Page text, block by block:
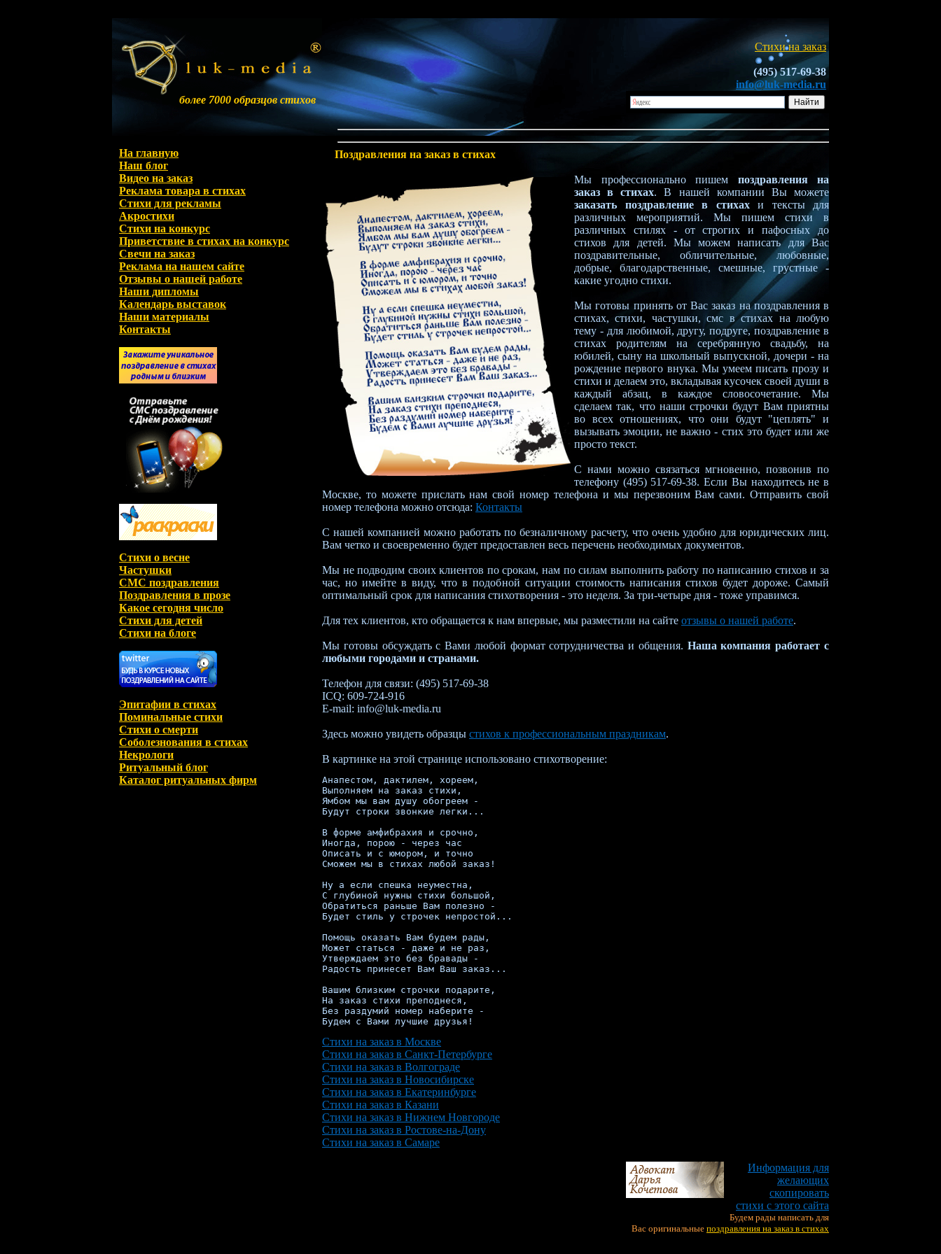
более 7000 образцов стихов
Стихи на заказ
(495) 517-69-38
info@luk-media.ru
На главную
Наш блог
Видео на заказ
Реклама товара в стихах
Стихи для рекламы
Акростихи
Стихи на конкурс
Приветствие в стихах на конкурс
Свечи на заказ
Реклама на нашем сайте
Отзывы о нашей работе
Наши дипломы
Календарь выставок
Наши материалы
Контакты
Стихи о весне
Частушки
СМС поздравления
Поздравления в прозе
Какое сегодня число
Стихи для детей
Стихи на блоге
Эпитафии в стихах
Поминальные стихи
Стихи о смерти
Соболезнования в стихах
Некрологи
Ритуальный блог
Каталог ритуальных фирм
Поздравления на заказ в стихах
Мы профессионально пишем поздравления на
заказ в стихах. В нашей компании Вы можете
заказать поздравление в стихахи тексты для
различных мероприятий. Мы пишем стихи в
различных стилях - от строгих и пафосных до
стихов для детей. Мы можем написать для Вас
поздравительные, обличительные, любовные,
добрые, благодарственные, смешные, грустные -
какие угодно стихи.
Мы готовы принять от Вас заказ на поздравления в
стихах, стихи, частушки, смс в стихах на любую
тему - для любимой, другу, подруге, поздравление в
стихах родителям на серебрянную свадьбу, на
юбилей, сыну на школьный выпускной, дочери - на
рождение первого внука. Мы умеем писать прозу и
стихи и делаем это, вкладывая кусочек своей души в
каждый абзац, в каждое словосочетание. Мы
сделаем так, что наши строчки будут Вам приятны
во всех отношениях, что они будут "цеплять" и
вызывать эмоции, не важно - стих это будет или же
просто текст.
С нами можно связаться мгновенно, позвонив по
телефону (495) 517-69-38. Если Вы находитесь не в
Москве, то можете прислать нам свой номер телефона и мы перезвоним Вам сами. Отправить свой
номер телефона можно отсюда: Контакты
С нашей компанией можно работать по безналичному расчету, что очень удобно для юридических лиц.
Вам четко и своевременно будет предоставлен весь перечень необходимых документов.
Мы не подводим своих клиентов по срокам, нам по силам выполнить работу по написанию стихов и за
час, но имейте в виду, что в подобной ситуации стоимость написания стихов будет дороже. Самый
оптимальный срок для написания стихотворения - это неделя. За три-четыре дня - тоже управимся.
Для тех клиентов, кто обращается к нам впервые, мы разместили на сайте отзывы о нашей работе.
Мы готовы обсуждать с Вами любой формат сотрудничества и общения. Наша компания работает с
любыми городами и странами.
Телефон для связи: (495) 517-69-38
ICQ: 609-724-916
E-mail: info@luk-media.ru
Здесь можно увидеть образцы стихов к профессиональным праздникам.
В картинке на этой странице использовано стихотворение:
Анапестом, дактилем, хореем,
Выполняем на заказ стихи,
Ямбом мы вам душу обогреем -
Будут строки звонкие легки...
В форме амфибрахия и срочно,
Иногда, порою - через час
Описать и с юмором, и точно
Сможем мы в стихах любой заказ!
Ну а если спешка неуместна,
С глубиной нужны стихи большой,
Обратиться раньше Вам полезно -
Будет стиль у строчек непростой...
Помощь оказать Вам будем рады,
Может статься - даже и не раз,
Утверждаем это без бравады -
Радость принесет Вам Ваш заказ...
Вашим близким строчки подарите,
На заказ стихи преподнеся,
Без раздумий номер наберите -
Будем с Вами лучшие друзья!
Стихи на заказ в Москве
Стихи на заказ в Санкт-Петербурге
Стихи на заказ в Волгограде
Стихи на заказ в Новосибирске
Стихи на заказ в Екатеринбурге
Стихи на заказ в Казани
Стихи на заказ в Нижнем Новгороде
Стихи на заказ в Ростове-на-Дону
Стихи на заказ в Самаре
Информация для
желающих
скопировать
стихи с этого сайта
Будем рады написать для
Вас оригинальные поздравления на заказ в стихах